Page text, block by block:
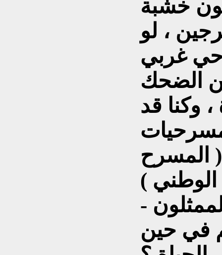
خشبة
، لو
غربي
وكنا قد
المسرح
- لماذا لا يستطيع الممثلون
في حين